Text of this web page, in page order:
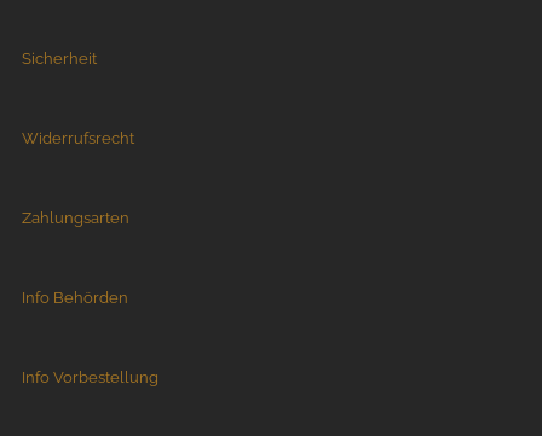
Sicherheit
Widerrufsrecht
Zahlungsarten
Info Behörden
Info Vorbestellung